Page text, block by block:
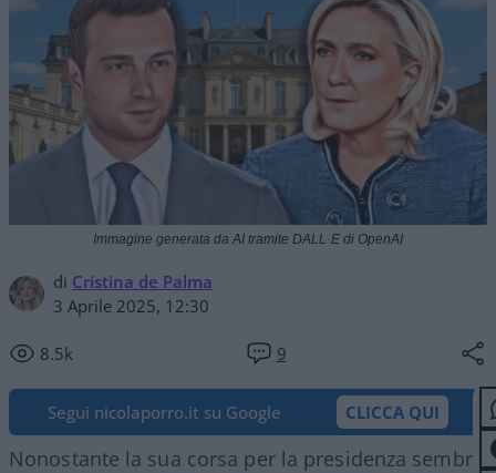
di Cristina de Palma
3 Aprile 2025, 12:30
8.5k 9
Immagine generata da AI tramite DALL·E di OpenAI
Segui nicolaporro.it su Google CLICCA QUI
Nonostante la sua corsa per la presidenza sembri